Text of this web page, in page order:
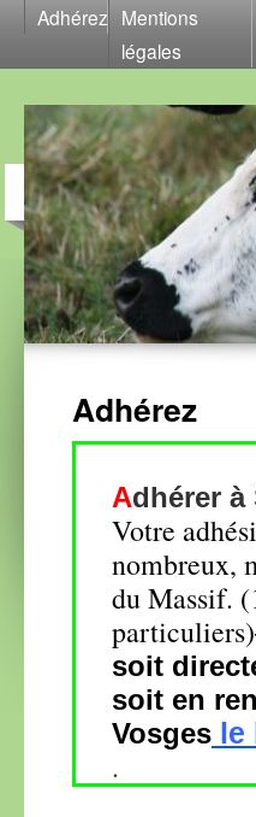
Adhérez Mentions
légales
Adhérez
Adhérer à
Votre
nombreux,
du Massif. (
particuliers)
soit
soit en
Vosges le
.